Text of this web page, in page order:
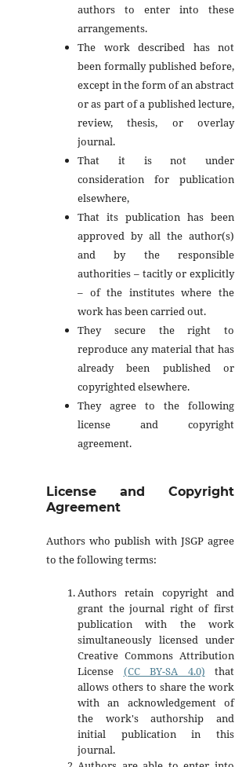
authors to enter into these
arrangements.
The work described has not
been formally published before,
except in the form of an abstract
or as part of a published lecture,
review, thesis, or overlay
journal.
That it is not under
consideration for publication
elsewhere,
That its publication has been
approved by all the author(s)
and by the responsible
authorities – tacitly or explicitly
– of the institutes where the
work has been carried out.
They secure the right to
reproduce any material that has
already been published or
copyrighted elsewhere.
They agree to the following
license and copyright
agreement.
License and Copyright
Agreement
Authors who publish with JSGP agree
to the following terms:
Authors retain copyright and
grant the journal right of first
publication with the work
simultaneously licensed under
Creative Commons Attribution
License (CC BY-SA 4.0) that
allows others to share the work
with an acknowledgement of
the work's authorship and
initial publication in this
journal.